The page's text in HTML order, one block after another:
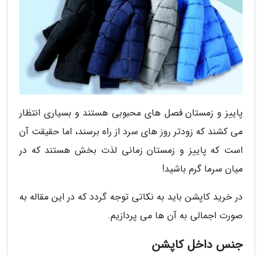
پاییز و زمستان فصل های محبوبی هستند و بسیاری انتظار
می کشند که زودتر روز های سرد از راه برسند، اما حقیقت آن
است که پاییز و زمستان زمانی لذت بخش هستند که در
میان سرما گرم باشید!
در خرید کاپشن باید به نکاتی توجه گردد که در این مقاله به
صورت اجمالی به آن ها می پردازیم.
جنس داخل کاپشن